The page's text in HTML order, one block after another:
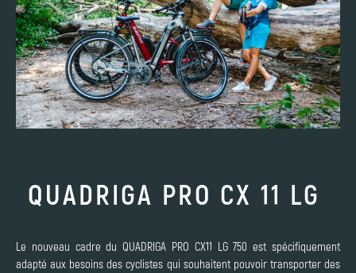
QUADRIGA PRO CX 11 LG
Le nouveau cadre du QUADRIGA PRO CX11 LG 750 est spécifiquement
adapté aux besoins des cyclistes qui souhaitent pouvoir transporter des